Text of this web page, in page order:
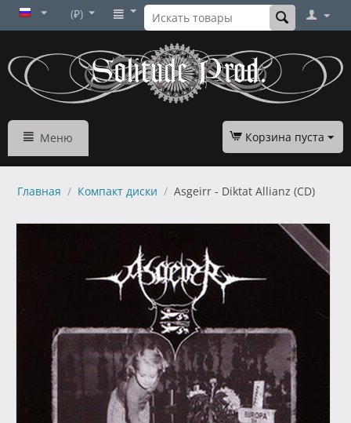
(₽)
Меню Корзина пуста
Главная / Компакт диски / Asgeirr - Diktat Allianz (CD)